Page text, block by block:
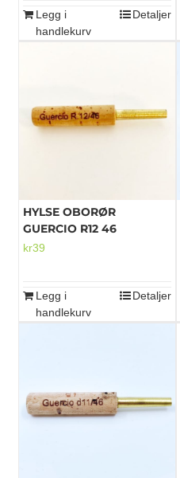
Legg i
handlekurv
Detaljer
HYLSE OBORØR
GUERCIO R12 46
kr39
Legg i
handlekurv
Detaljer